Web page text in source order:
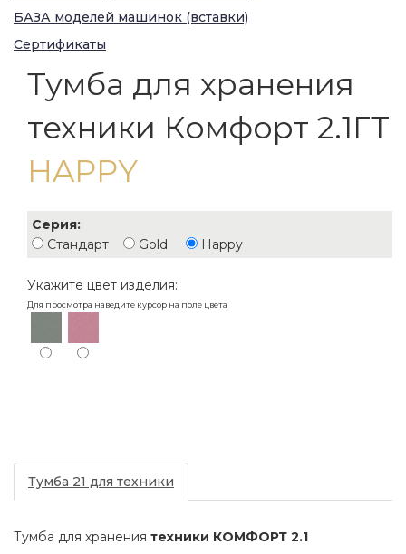
БАЗА моделей машинок (вставки)
Сертификаты
Тумба для хранения
техники Комфорт 2.1ГТ
HAPPY
Серия:
Стандарт
Gold Happy
Укажите цвет изделия:
Для просмотра наведите курсор на поле цвета
Тумба 21 для техники
Тумба для хранения техники КОМФОРТ 2.1